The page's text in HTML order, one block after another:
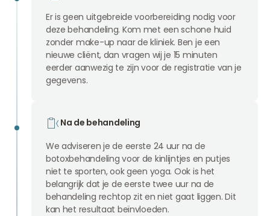
Er is geen uitgebreide voorbereiding nodig voor
deze behandeling. Kom met een schone huid
zonder make-up naar de kliniek. Ben je een
nieuwe cliënt, dan vragen wij je 15 minuten
eerder aanwezig te zijn voor de registratie van je
gegevens.
Na de behandeling
We adviseren je de eerste 24 uur na de
botoxbehandeling voor de kinlijntjes en putjes
niet te sporten, ook geen yoga. Ook is het
belangrijk dat je de eerste twee uur na de
behandeling rechtop zit en niet gaat liggen. Dit
kan het resultaat beïnvloeden.